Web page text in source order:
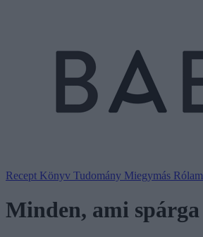
Recept Könyv Tudomány Miegymás Rólam
Minden, ami spárga